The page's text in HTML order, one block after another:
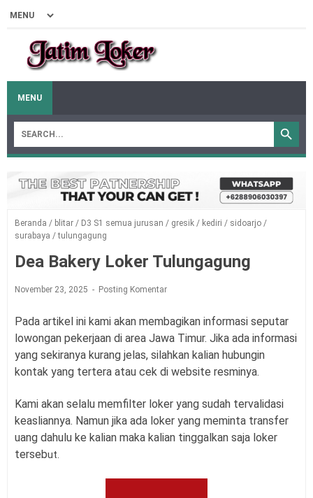
MENU
Beranda / blitar / D3 S1 semua jurusan / gresik / kediri / sidoarjo /
surabaya /tulungagung
Dea Bakery Loker Tulungagung
November 23, 2025 Posting Komentar
Pada artikel ini kami akan membagikan informasi seputar
lowongan pekerjaan di area Jawa Timur. Jika ada informasi
yang sekiranya kurang jelas, silahkan kalian hubungin
kontak yang tertera atau cek di website resminya.
Kami akan selalu memfilter loker yang sudah tervalidasi
keasliannya. Namun jika ada loker yang meminta transfer
uang dahulu ke kalian maka kalian tinggalkan saja loker
tersebut.